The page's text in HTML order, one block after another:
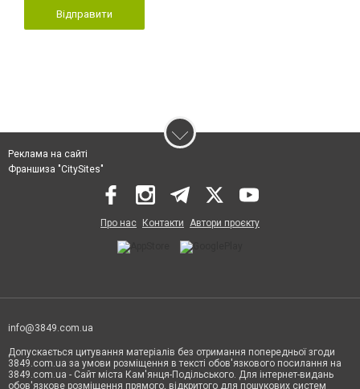
Відправити
Реклама на сайті
Франшиза "CitySites"
Про нас Контакти Автори проєкту
info@3849.com.ua
Допускається цитування матеріалів без отримання попередньої згоди
3849.com.ua за умови розміщення в тексті обов'язкового посилання на
3849.com.ua - Сайт міста Кам'янця-Подільського. Для інтернет-видань
обов'язкове розміщення прямого, відкритого для пошукових систем